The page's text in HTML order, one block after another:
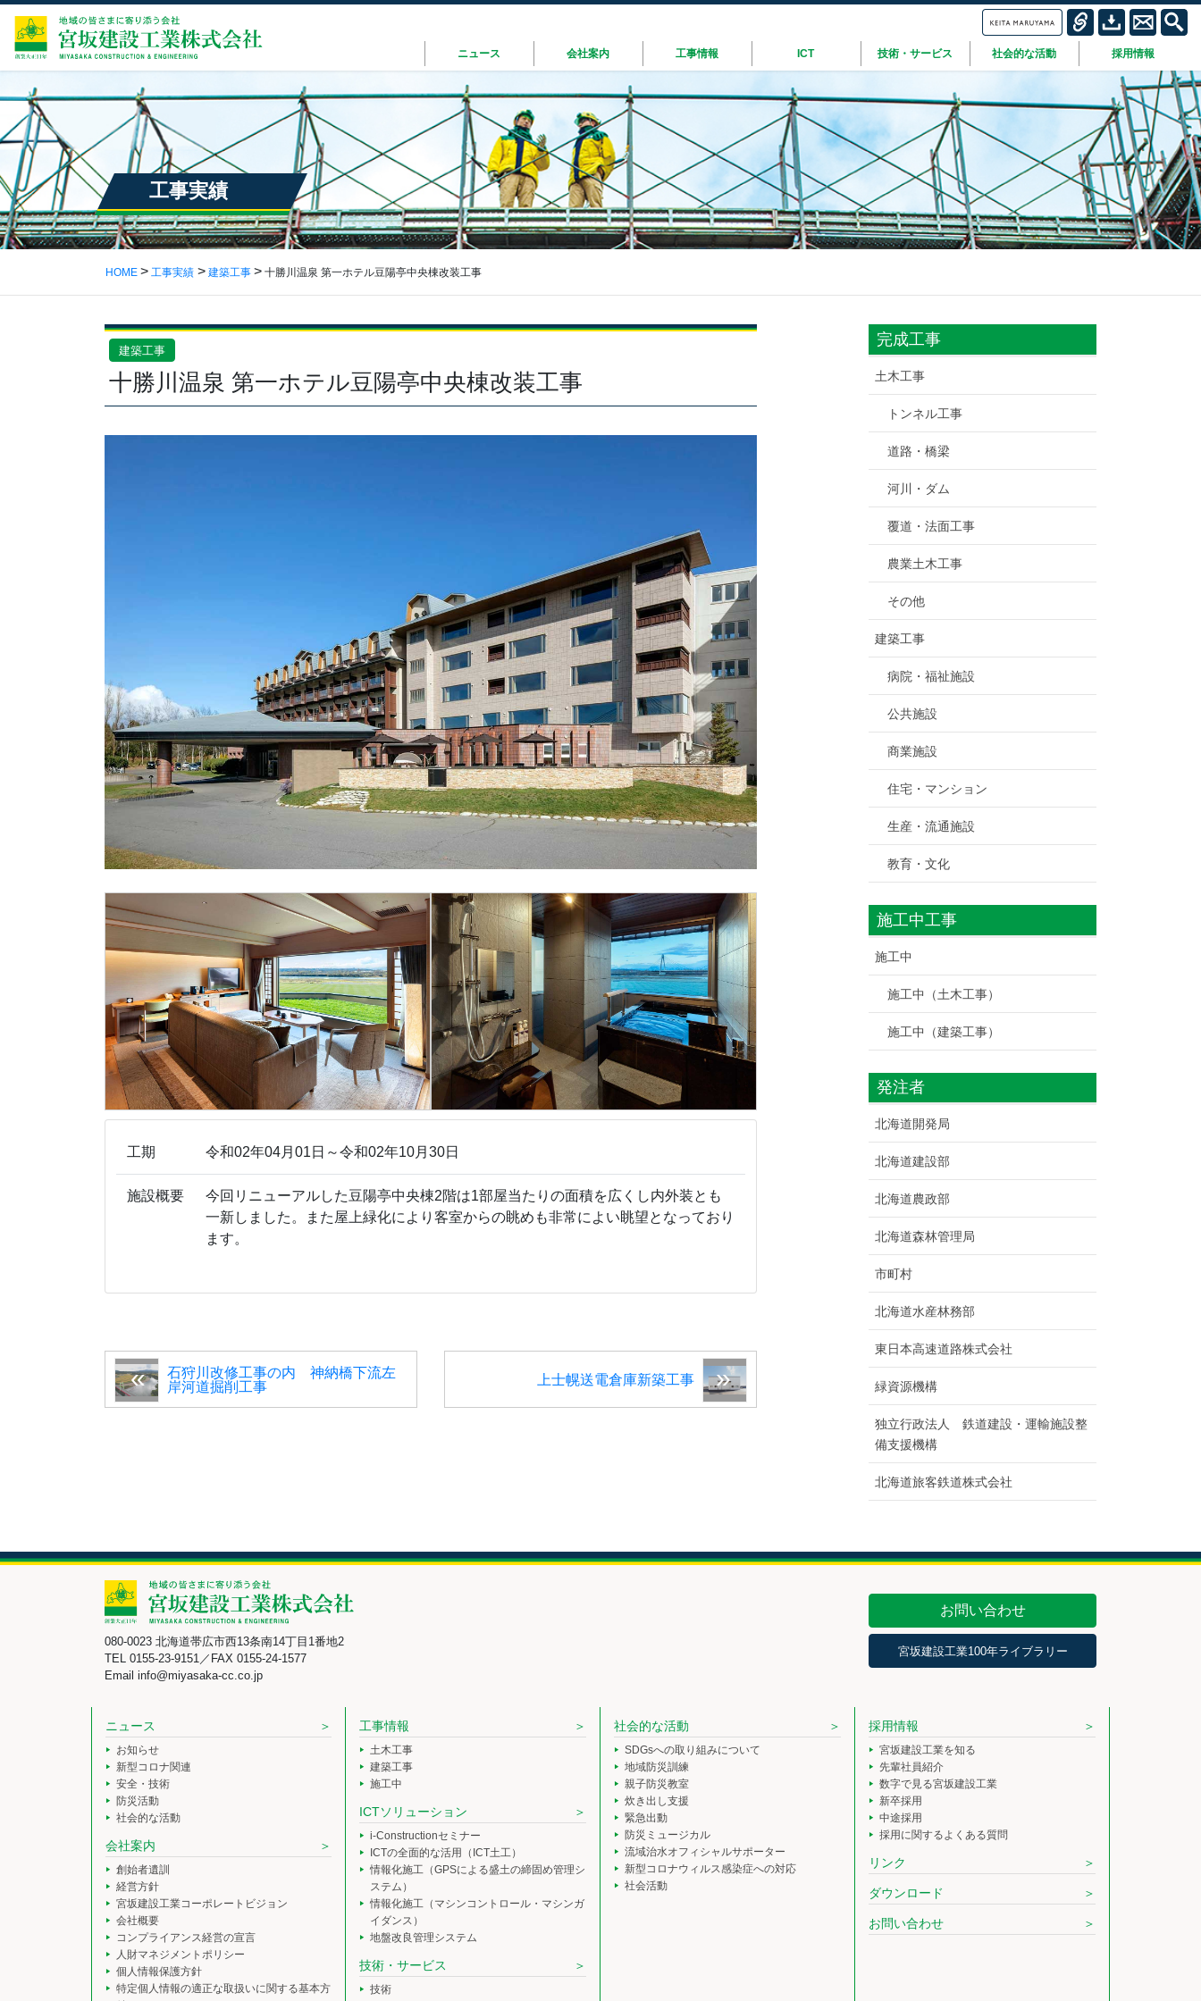
ニュース 会社案内 工事情報 ICT 技術・サービス 社会的な活動 採用情報
工事実績
HOME 工事実績 建築工事 十勝川温泉 第一ホテル豆陽亭中央棟改装工事
建築工事
十勝川温泉 第一ホテル豆陽亭中央棟改装工事
工期 令和02年04月01日～令和02年10月30日
施設概要
今回リニューアルした豆陽亭中央棟2階は1部屋当たりの面積を広くし内外装とも
一新しました。また屋上緑化により客室からの眺めも非常によい眺望となっており
ます。
石狩川改修工事の内 神納橋下流左
岸河道掘削工事
上士幌送電倉庫新築工事
完成工事
土木工事
トンネル工事
道路・橋梁
河川・ダム
覆道・法面工事
農業土木工事
その他
建築工事
病院・福祉施設
公共施設
商業施設
住宅・マンション
生産・流通施設
教育・文化
施工中工事
施工中
施工中（土木工事）
施工中（建築工事）
発注者
北海道開発局
北海道建設部
北海道農政部
北海道森林管理局
市町村
北海道水産林務部
東日本高速道路株式会社
緑資源機構
独立行政法人 鉄道建設・運輸施設整
備支援機構
北海道旅客鉄道株式会社
080-0023 北海道帯広市西13条南14丁目1番地2
TEL 0155-23-9151／FAX 0155-24-1577
Email info@miyasaka-cc.co.jp
お問い合わせ
宮坂建設工業100年ライブラリー
ニュース
お知らせ
新型コロナ関連
安全・技術
防災活動
社会的な活動
会社案内
創始者遺訓
経営方針
宮坂建設工業コーポレートビジョン
会社概要
コンプライアンス経営の宣言
人財マネジメントポリシー
個人情報保護方針
特定個人情報の適正な取扱いに関する基本方
工事情報
土木工事
建築工事
施工中
ICTソリューション
i-Constructionセミナー
ICTの全面的な活用（ICT土工）
情報化施工（GPSによる盛土の締固め管理シ
ステム）
情報化施工（マシンコントロール・マシンガ
イダンス）
地盤改良管理システム
技術・サービス
技術
社会的な活動
SDGsへの取り組みについて
地域防災訓練
親子防災教室
炊き出し支援
緊急出動
防災ミュージカル
流域治水オフィシャルサポーター
新型コロナウィルス感染症への対応
社会活動
採用情報
宮坂建設工業を知る
先輩社員紹介
数字で見る宮坂建設工業
新卒採用
中途採用
採用に関するよくある質問
リンク
ダウンロード
お問い合わせ